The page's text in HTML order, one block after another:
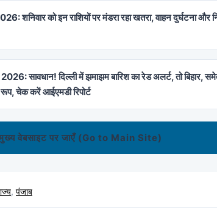
को इन राशियों पर मंडरा रहा खतरा, वाहन दुर्घटना और
सावधान! दिल्ली में झमाझम बारिश का रेड अलर्ट, तो बिहार,
चेक करें आईएमडी रिपोर्ट
वेबसाइट पर जाएँ (Go to Main Site)
, पंजाब